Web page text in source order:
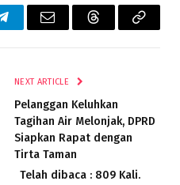
TelegramEmail ThreadsCopy
NEXT ARTICLE
Pelanggan Keluhkan
Tagihan Air Melonjak, DPRD
Siapkan Rapat dengan
Tirta Taman
Telah dibaca : 809 Kali.